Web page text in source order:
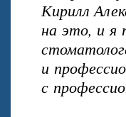
Кирилл
на это, и я
и
с